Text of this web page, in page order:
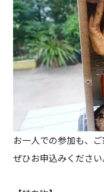
お一人での参加も、
ぜひお申込みください